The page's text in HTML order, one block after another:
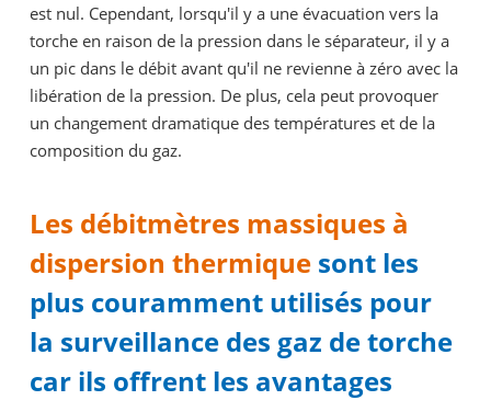
est nul. Cependant, lorsqu'il y a une évacuation vers la
torche en raison de la pression dans le séparateur, il y a
un pic dans le débit avant qu'il ne revienne à zéro avec la
libération de la pression. De plus, cela peut provoquer
un changement dramatique des températures et de la
composition du gaz.
Les débitmètres massiques à
dispersion thermique sont les
plus couramment utilisés pour
la surveillance des gaz de torche
car ils offrent les avantages